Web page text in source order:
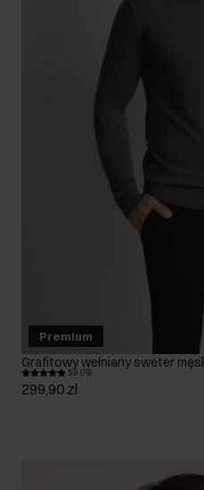
Premium
Grafitowy wełniany sweter
5.0 (79)
299,90 zł